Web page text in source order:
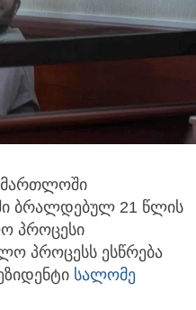
ბრალდებულ 21 წლის
პროცესი
პროცესს ესწრება
სალომე